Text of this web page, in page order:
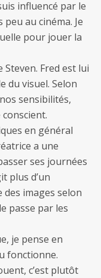
influencé par le
au cinéma. Je
pour jouer la
Steven. Fred est lui
du visuel. Selon
sensibilités,
conscient.
en général
a une
ses journées
plus d’un
des images selon
passe par les
je pense en
fonctionne.
c’est plutôt